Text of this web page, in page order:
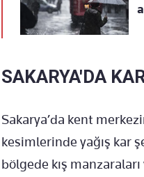
SAKARYA'DA
Sakarya’da kent
kesimlerinde yağış kar
bölgede kış